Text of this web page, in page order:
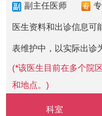
副主任医师
医生资料和出诊信息可
表维护中，以实际出诊
(*该医生目前在多个院
和地点。)
科室